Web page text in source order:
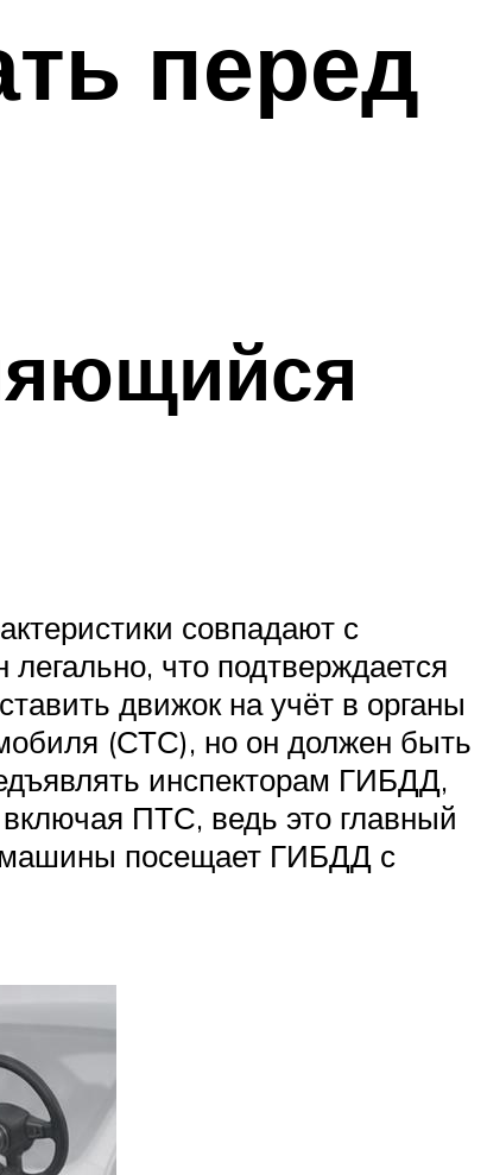
перед
совпадают с
что подтверждается
движок на учёт в органы
(СТС), но он должен быть
инспекторам ГИБДД,
ПТС, ведь это главный
машины посещает ГИБДД с